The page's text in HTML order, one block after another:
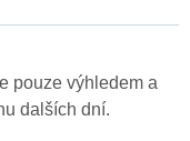
pouze výhledem a
dalších dní.